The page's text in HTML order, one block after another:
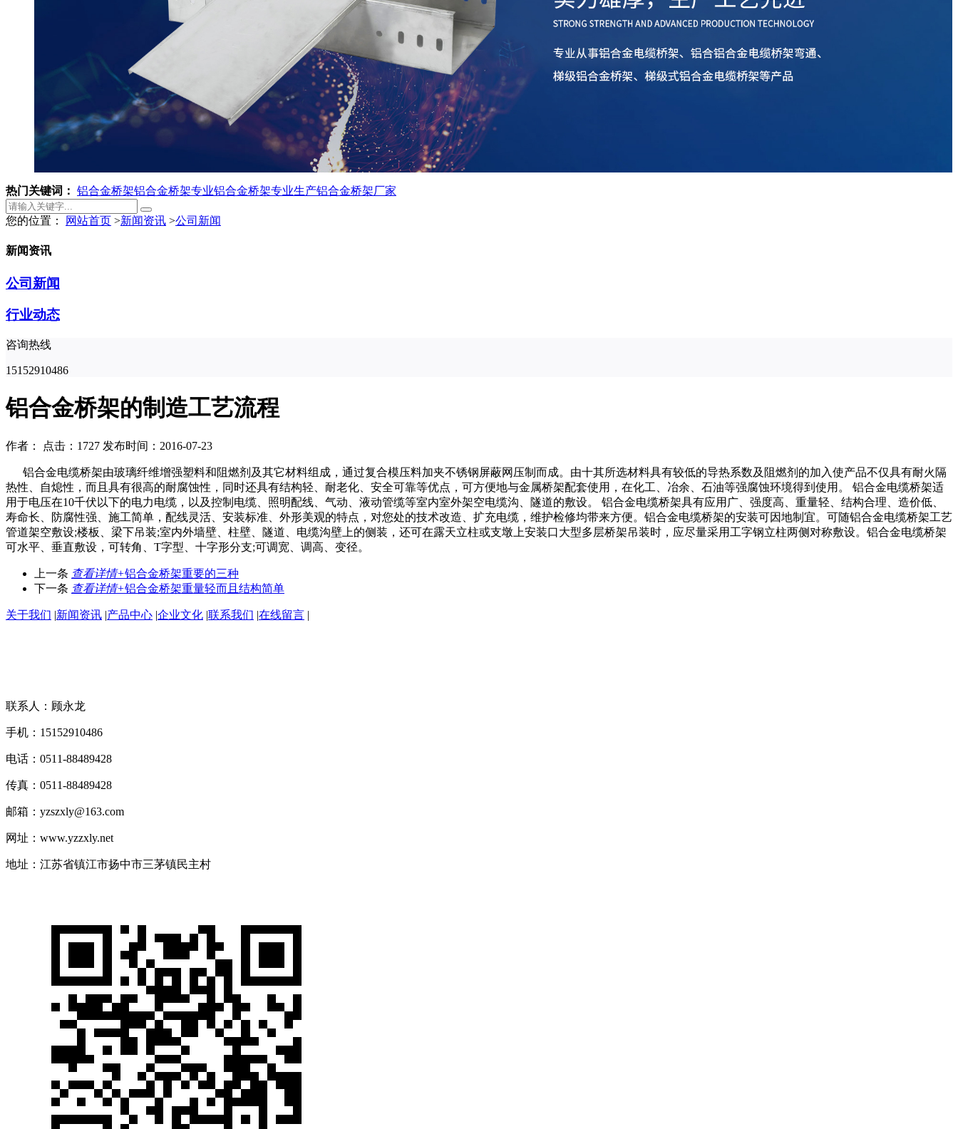
热门关键词： 铝合金桥架铝合金桥架专业铝合金桥架专业生产铝合金桥架厂家
您的位置： 网站首页 >新闻资讯 >公司新闻
新闻资讯
公司新闻
行业动态
咨询热线
15152910486
铝合金桥架的制造工艺流程
作者： 点击：1727 发布时间：2016-07-23
铝合金电缆桥架由玻璃纤维增强塑料和阻燃剂及其它材料组成，通过复合模压料加夹不锈钢屏蔽网压制而成。由十其所选材料具有较低的导热系数及阻燃剂的加入使产品不仅具有耐火隔
热性、自熄性，而且具有很高的耐腐蚀性，同时还具有结构轻、耐老化、安全可靠等优点，可方便地与金属桥架配套使用，在化工、冶余、石油等强腐蚀环境得到使用。 铝合金电缆桥架适
用于电压在10千伏以下的电力电缆，以及控制电缆、照明配线、气动、液动管缆等室内室外架空电缆沟、隧道的敷设。 铝合金电缆桥架具有应用广、强度高、重量轻、结构合理、造价低、
寿命长、防腐性强、施工简单，配线灵活、安装标准、外形美观的特点，对您处的技术改造、扩充电缆，维护检修均带来方便。铝合金电缆桥架的安装可因地制宜。可随铝合金电缆桥架工艺
管道架空敷设;楼板、梁下吊装;室内外墙壁、柱壁、隧道、电缆沟壁上的侧装，还可在露天立柱或支墩上安装口大型多层桥架吊装时，应尽量采用工字钢立柱两侧对称敷设。铝合金电缆桥架
可水平、垂直敷设，可转角、T字型、十字形分支;可调宽、调高、变径。
上一条 查看详情+铝合金桥架重要的三种
下一条 查看详情+铝合金桥架重量轻而且结构简单
关于我们 |新闻资讯 |产品中心 |企业文化 |联系我们 |在线留言 |
联系人：顾永龙
手机：15152910486
电话：0511-88489428
传真：0511-88489428
邮箱：yzszxly@163.com
网址：www.yzzxly.net
地址：江苏省镇江市扬中市三茅镇民主村